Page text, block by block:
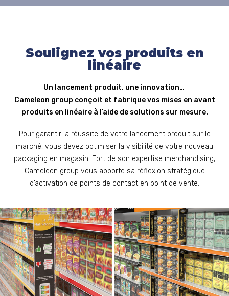
Soulignez vos produits en
linéaire
Un lancement produit, une innovation…
Cameleon group conçoit et fabrique vos mises en avant
produits en linéaire à l’aide de solutions sur mesure.
Pour garantir la réussite de votre lancement produit sur le
marché, vous devez optimiser la visibilité de votre nouveau
packaging en magasin. Fort de son expertise merchandising,
Cameleon group vous apporte sa réflexion stratégique
d’activation de points de contact en point de vente.